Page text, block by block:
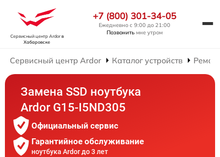
Сервисный центр Ardorв
Хабаровске
+7 (800) 301-34-05
Ежедневно с 9:00 до 21:00
Позвонить мне утром
Сервисный центр Ardor Каталог устройств
Замена SSD ноутбука
Ardor G15-I5ND305
Официальный сервис
Гарантийное обслуживание
ноутбука Ardor до 3 лет